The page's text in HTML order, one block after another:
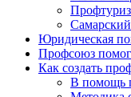
Юридическая
Профсоюз помог
Как создать
В помощь